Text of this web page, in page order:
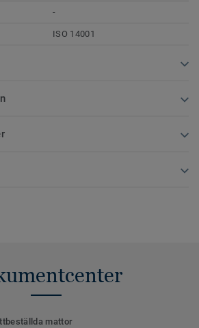
-
ISO 14001
mattor